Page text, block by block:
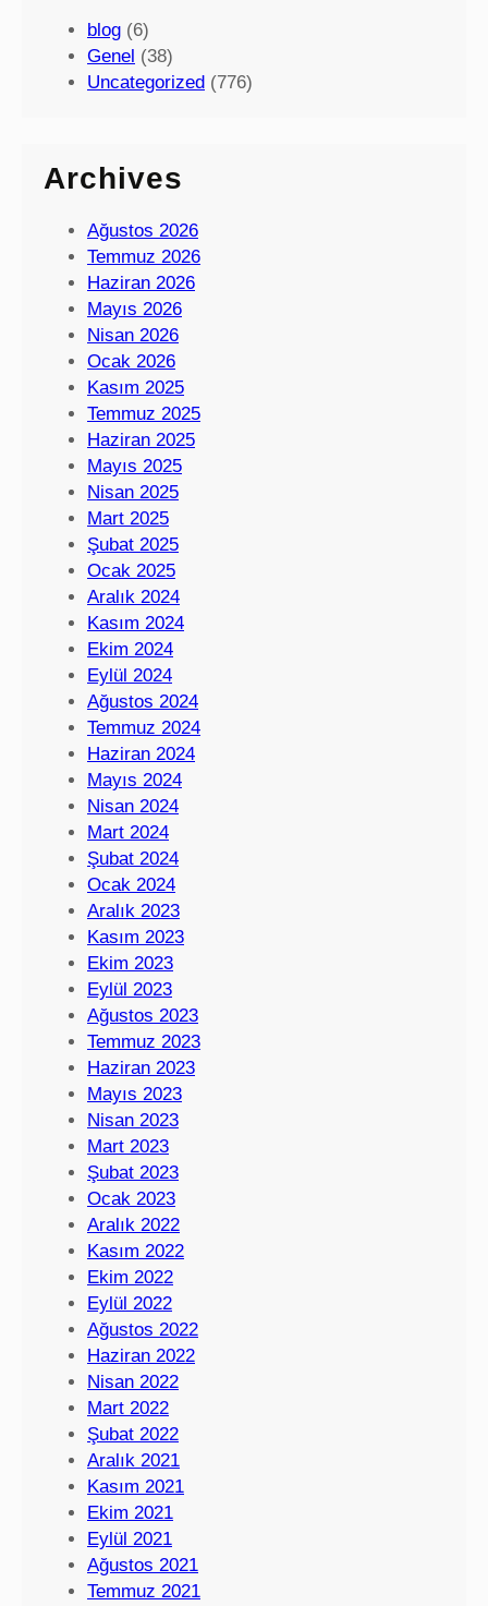
blog (6)
Genel (38)
Uncategorized (776)
Archives
Ağustos 2026
Temmuz 2026
Haziran 2026
Mayıs 2026
Nisan 2026
Ocak 2026
Kasım 2025
Temmuz 2025
Haziran 2025
Mayıs 2025
Nisan 2025
Mart 2025
Şubat 2025
Ocak 2025
Aralık 2024
Kasım 2024
Ekim 2024
Eylül 2024
Ağustos 2024
Temmuz 2024
Haziran 2024
Mayıs 2024
Nisan 2024
Mart 2024
Şubat 2024
Ocak 2024
Aralık 2023
Kasım 2023
Ekim 2023
Eylül 2023
Ağustos 2023
Temmuz 2023
Haziran 2023
Mayıs 2023
Nisan 2023
Mart 2023
Şubat 2023
Ocak 2023
Aralık 2022
Kasım 2022
Ekim 2022
Eylül 2022
Ağustos 2022
Haziran 2022
Nisan 2022
Mart 2022
Şubat 2022
Aralık 2021
Kasım 2021
Ekim 2021
Eylül 2021
Ağustos 2021
Temmuz 2021